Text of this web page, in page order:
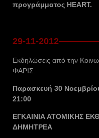
προγράμματος HEART.
29-11-
Εκδηλώσεις από την
ΦΑΡΙΣ:
Παρασκευή 30
21:00
ΕΓΚΑΙΝΙΑ ΑΤΟΜΙΚΗΣ
ΔΗΜΗΤΡΕΑ